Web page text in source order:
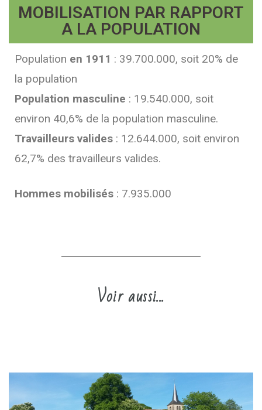
MOBILISATION PAR RAPPORT
A LA POPULATION
Population en 1911 : 39.700.000, soit 20% de
la population
Population masculine : 19.540.000, soit
environ 40,6% de la population masculine.
Travailleurs valides : 12.644.000, soit environ
62,7% des travailleurs valides.
Hommes mobilisés : 7.935.000
Voir aussi...